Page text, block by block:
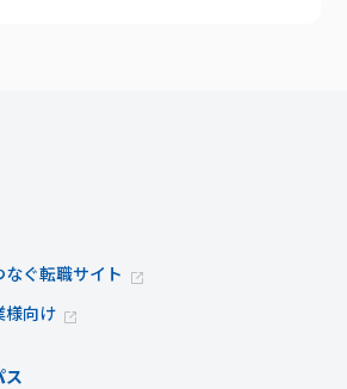
ぐ転職サイト
様向け
ス